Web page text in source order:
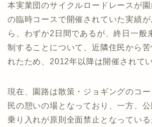
本実業団のサイクルロードレースが
の臨時コースで開催されていた実績
ら、わずか2日間であるが、終日一般
制することについて、近隣住民から
れたため、2012年以降は開催されてい
現在、園路は散策・ジョギングのコ
民の憩いの場となっており、一方、
乗り入れが原則全面禁止となってい